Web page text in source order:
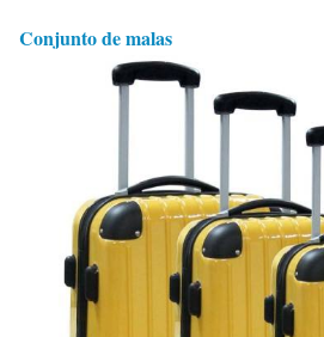
Conjunto de malas